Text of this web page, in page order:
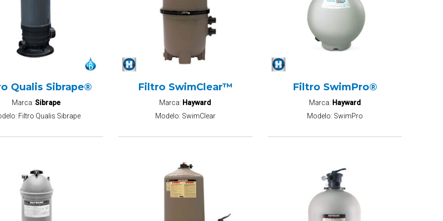
Qualis Sibrape®
Marca: Sibrape
Filtro Qualis Sibrape
Filtro SwimClear™
Marca: Hayward
Modelo: SwimClear
Filtro SwimPro®
Marca: Hayward
Modelo: SwimPro